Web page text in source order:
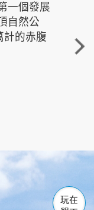
一個發展
自然公
計的赤腹
重
走進
南仁湖
佳樂水
區心
園 風吹沙龍磐公園
砂島
鼻
玩在